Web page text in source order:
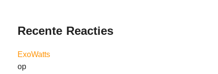
Recente Reacties
ExoWatts
op